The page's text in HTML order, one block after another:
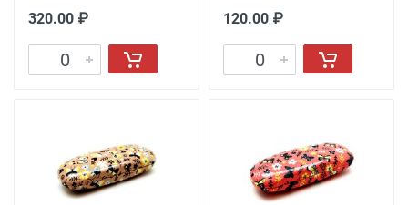
320.00 ₽ 120.00 ₽